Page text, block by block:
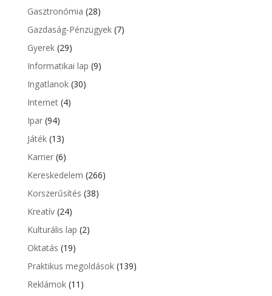
Gasztronómia (28)
Gazdaság-Pénzügyek(7)
Gyerek(29)
Informatikai lap (9)
Ingatlanok(30)
Internet(4)
Ipar(94)
Játék(13)
Karrier(6)
Kereskedelem (266)
Korszerűsítés (38)
Kreatív(24)
Kulturális lap (2)
Oktatás (19)
Praktikus megoldások(139)
Reklámok(11)